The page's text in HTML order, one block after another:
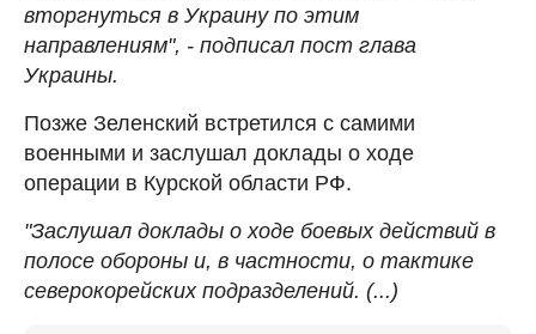
вторгнуться в Украину по этим
направлениям", - подписал пост глава
Украины.
Позже Зеленский встретился с самими
военными и заслушал доклады о ходе
операции в Курской области РФ.
"Заслушал доклады о ходе боевых действий в
полосе обороны и, в частности, о тактике
северокорейских подразделений. (...)